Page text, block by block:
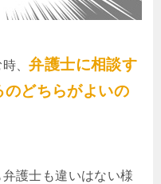
時、弁護士に相談す
のどちらがよいの
護士も違いはない様